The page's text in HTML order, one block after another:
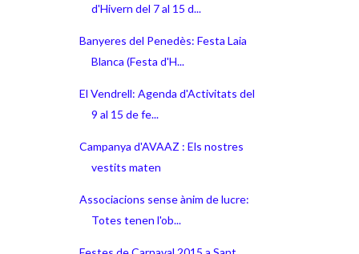
d'Hivern del 7 al 15 d...
Banyeres del Penedès: Festa Laia
Blanca (Festa d'H...
El Vendrell: Agenda d'Activitats del
9 al 15 de fe...
Campanya d'AVAAZ : Els nostres
vestits maten
Associacions sense ànim de lucre:
Totes tenen l'ob...